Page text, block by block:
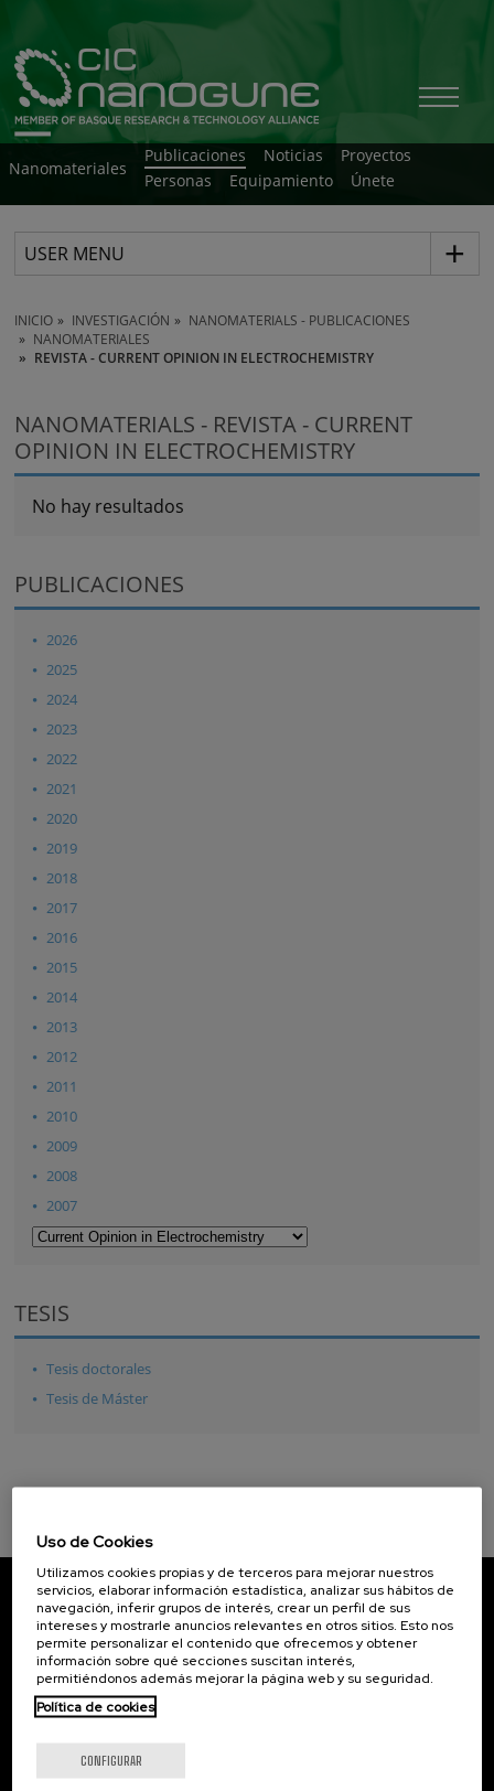
Nanomateriales
Publicaciones Noticias
Proyectos
Personas
Equipamiento Únete
USER MENU
INICIO INVESTIGACIÓN
NANOMATERIALS - PUBLICACIONES
NANOMATERIALES
REVISTA - CURRENT OPINION IN ELECTROCHEMISTRY
NANOMATERIALS - REVISTA - CURRENT
OPINION IN ELECTROCHEMISTRY
No hay resultados
PUBLICACIONES
2026
2025
2024
2023
2022
2021
2020
2019
2018
2017
2016
2015
2014
2013
2012
2011
2010
2009
2008
2007
TESIS
Tesis doctorales
Tesis de Máster
CIC nanoGUNE
Tolosa Hiribidea, 76
E-20018 Donostia / San Sebastian
+34 9... Ver teléfono·nano@nanogune.eu
Subscribe to our Newsletter
nanoGUNE
Uso de Cookies
Utilizamos cookies propias y de terceros para mejorar nuestros
servicios, elaborar información estadística, analizar sus hábitos de
navegación, inferir grupos de interés, crear un perfil de sus
intereses y mostrarle anuncios relevantes en otros sitios. Esto nos
permite personalizar el contenido que ofrecemos y obtener
información sobre qué secciones suscitan interés,
permitiéndonos además mejorar la página web y su seguridad.
Política de cookies
CONFIGURAR